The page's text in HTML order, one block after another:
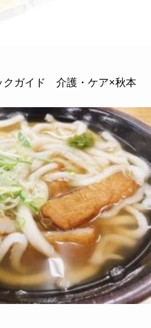
クガイド 介護・ケア×秋本